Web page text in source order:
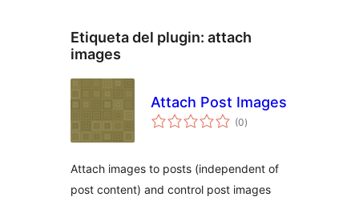
Etiqueta del plugin: attach
images
Attach Post Images
(0total
de
)
Attach images to posts (independent of
post content) and control post images